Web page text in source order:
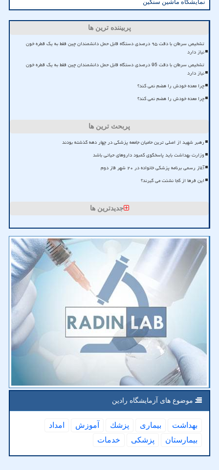
نمایشگاه ماشین سنگین
پربیننده ترین ها
تشخیص سرطان با دقت ۹۵ درصدی دستگاه قابل حمل دانشمندان چین فقط به یک قطره خون
نیاز دارد
تشخیص سرطان با دقت 95 درصدی دستگاه قابل حمل دانشمندان چین فقط به یک قطره خون
نیاز دارد
چرا معده خودش را هضم نمی کند؟
چرا معده خودش را هضم نمی کند؟
پربحث ترین ها
رهبر شهید از اصلی ترین حامیان جامعه پزشکی در چهار دهه گذشته بودند
وزارت بهداشت باید پاسخگوی کمبود داروهای حیاتی باشد
آغاز رسمی برنامه پزشکی خانواده در ۲۰ شهر فاز دوم
این فرها از کجا نشئت می گیرند؟
جدیدترین ها
موضوع های آزمایشگاه رادین
بهداشت بیماری پزشك آموزش
امداد
بیمارستان
پزشكی خدمات